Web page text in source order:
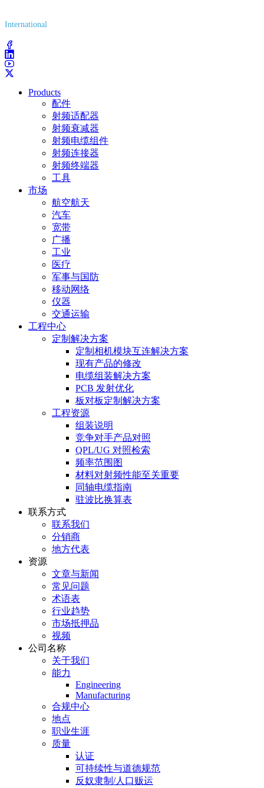
International
Products
配件
射频适配器
射频衰减器
射频电缆组件
射频连接器
射频终端器
工具
市场
航空航天
汽车
宽带
广播
工业
医疗
军事与国防
移动网络
仪器
交通运输
工程中心
定制解决方案
定制相机模块互连解决方案
现有产品的修改
电缆组装解决方案
PCB 发射优化
板对板定制解决方案
工程资源
组装说明
竞争对手产品对照
QPL/UG 对照检索
频率范围图
材料对射频性能至关重要
同轴电缆指南
驻波比换算表
联系方式
联系我们
分销商
地方代表
资源
文章与新闻
常见问题
术语表
行业趋势
市场抵押品
视频
公司名称
关于我们
能力
Engineering
Manufacturing
合规中心
地点
职业生涯
质量
认证
可持续性与道德规范
反奴隶制/人口贩运